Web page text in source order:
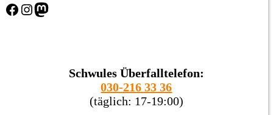
Facebook Instagram Mastodon
Schwules Überfalltelefon:
030-216 33 36
(täglich: 17-19:00)